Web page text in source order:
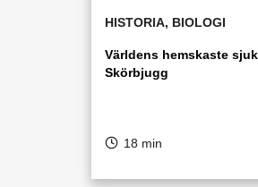
HISTORIA, BIOLOGI
Världens hemskaste
Skörbjugg
18 min